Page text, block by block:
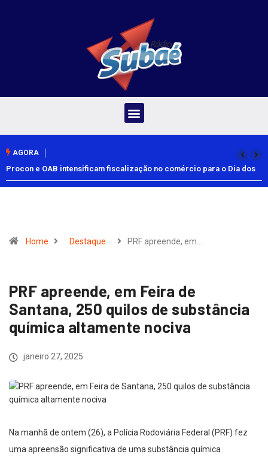
AGORA
Procon e OAB intensificam fiscalização no comércio para o Dia dos
Pais
Home Destaque PRF apreende, em…
PRF apreende, em Feira de
Santana, 250 quilos de substância
química altamente nociva
janeiro 27, 2025
Na manhã de ontem (26), a Polícia Rodoviária Federal (PRF) fez
uma apreensão significativa de uma substância química